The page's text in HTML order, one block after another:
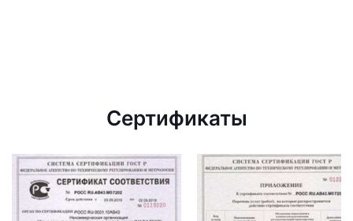
Сертификаты